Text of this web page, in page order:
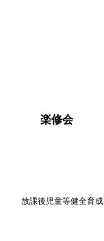
楽修会
放課後児童等健全育